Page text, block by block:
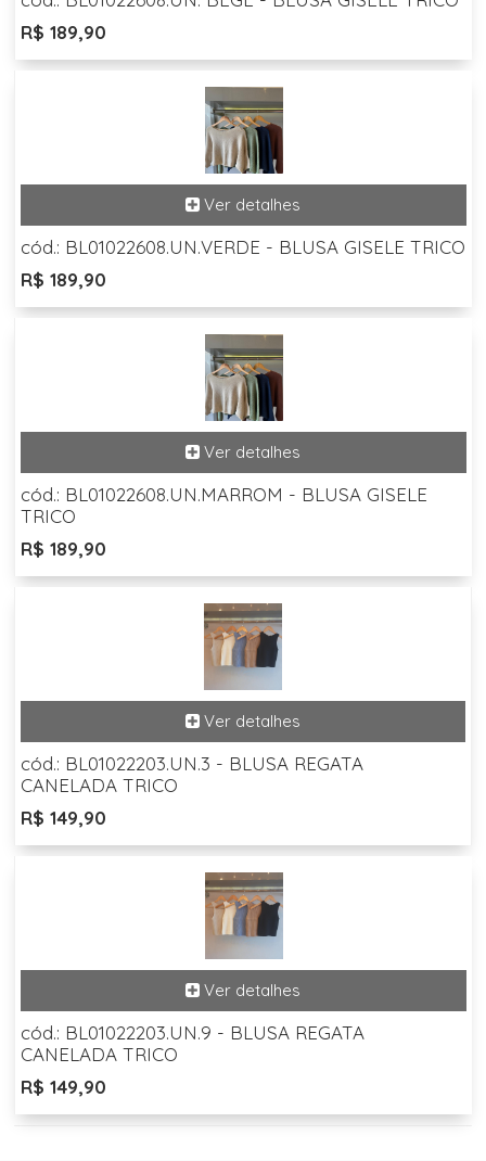
R$ 189,90
cód.: BL01022608.UN.VERDE - BLUSA GISELE TRICO
R$ 189,90
cód.: BL01022608.UN.MARROM - BLUSA GISELE
TRICO
R$ 189,90
cód.: BL01022203.UN.3 - BLUSA REGATA
CANELADA TRICO
R$ 149,90
cód.: BL01022203.UN.9 - BLUSA REGATA
CANELADA TRICO
R$ 149,90